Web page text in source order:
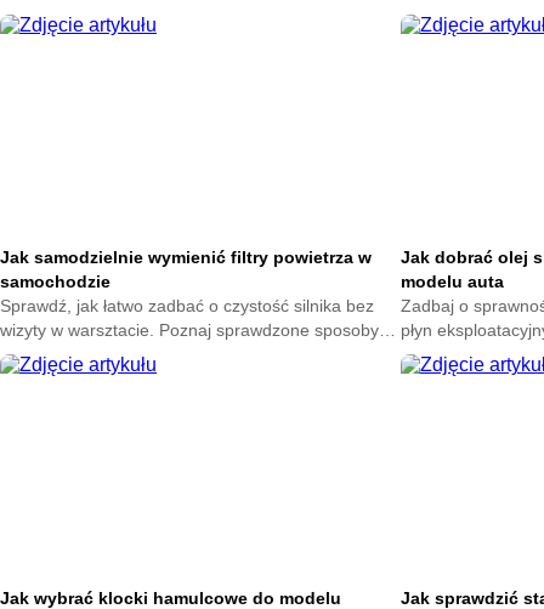
Jak samodzielnie wymienić filtry powietrza w
samochodzie
Sprawdź, jak łatwo zadbać o czystość silnika bez
wizyty w warsztacie. Poznaj sprawdzone sposoby
na wybór dobrych części i uniknij kosztownych
pomyłek przy ich wymianie.
Jak dobrać olej
modelu auta
Zadbaj o
płyn
dowiedz się, jak
swojego
Jak wybrać klocki hamulcowe do modelu
Jak sprawdzić